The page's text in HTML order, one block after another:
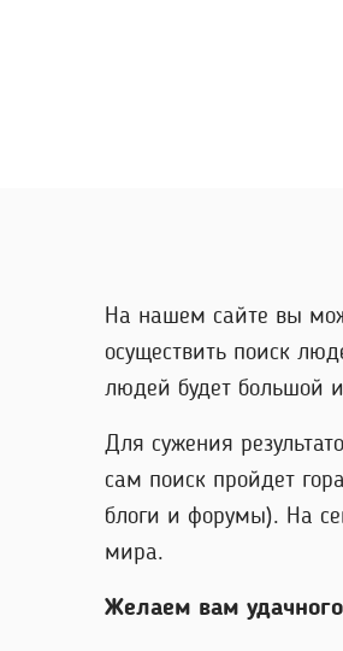
На нашем сайте вы
осуществить поиск
людей будет большой
Для сужения
сам поиск пройдет
блоги и форумы). На
мира.
Желаем вам